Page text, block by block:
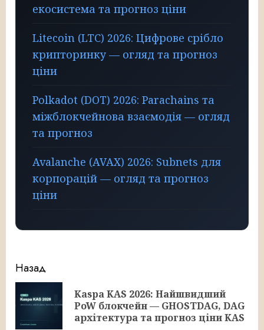
екосистема та прогноз ціни
Litecoin (LTC) 2026: Цифрове срібло
крипторинку — огляд та прогноз
ціни
Polkadot (DOT) 2026: Parachains та
міжблокчейнова взаємодія — огляд
та прогноз
Avalanche (AVAX) 2026: Subnets для
корпорацій — огляд та прогноз
ціни
Продолжить
чтение
Назад
Kaspa KAS 2026: Найшвидший
PoW блокчейн — GHOSTDAG, DAG
архітектура та прогноз ціни KAS